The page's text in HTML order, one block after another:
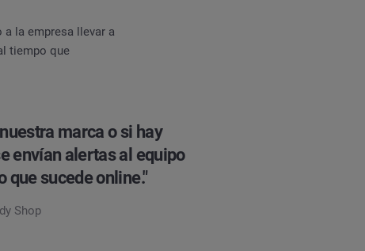
la empresa llevar a
tiempo que
marca o si hay
envían alertas al equipo
que sucede online."
Shop